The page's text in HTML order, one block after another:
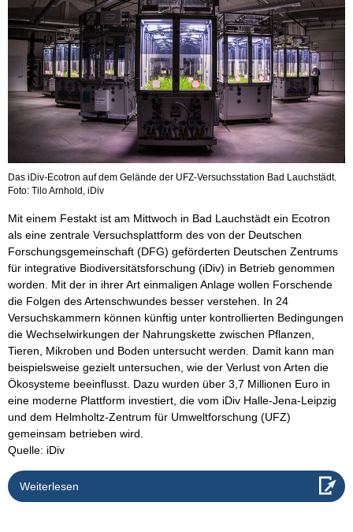
Das iDiv-Ecotron auf dem Gelände der UFZ-Versuchsstation Bad Lauchstädt.
Foto: Tilo Arnhold, iDiv
Mit einem Festakt ist am Mittwoch in Bad Lauchstädt ein Ecotron
als eine zentrale Versuchsplattform des von der Deutschen
Forschungsgemeinschaft (DFG) geförderten Deutschen Zentrums
für integrative Biodiversitätsforschung (iDiv) in Betrieb genommen
worden. Mit der in ihrer Art einmaligen Anlage wollen Forschende
die Folgen des Artenschwundes besser verstehen. In 24
Versuchskammern können künftig unter kontrollierten Bedingungen
die Wechselwirkungen der Nahrungskette zwischen Pflanzen,
Tieren, Mikroben und Boden untersucht werden. Damit kann man
beispielsweise gezielt untersuchen, wie der Verlust von Arten die
Ökosysteme beeinflusst. Dazu wurden über 3,7 Millionen Euro in
eine moderne Plattform investiert, die vom iDiv Halle-Jena-Leipzig
und dem Helmholtz-Zentrum für Umweltforschung (UFZ)
gemeinsam betrieben wird.
Quelle: iDiv
Weiterlesen